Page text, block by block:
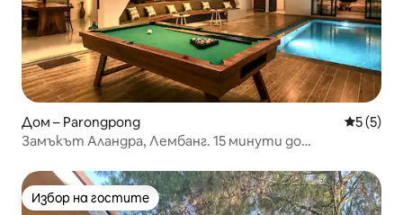
Дом – Parongpong Средна
5 (5)
Замъкът Аландра, Лембанг. 15 минути до
Избор на гостите
Избор на гостите